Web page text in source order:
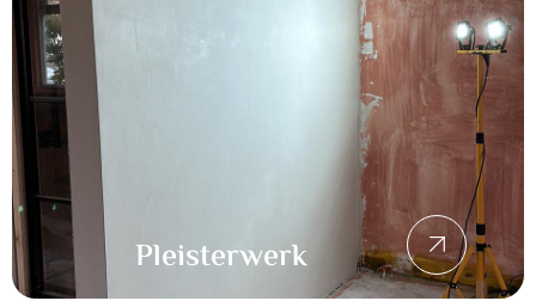
Pleisterwerk